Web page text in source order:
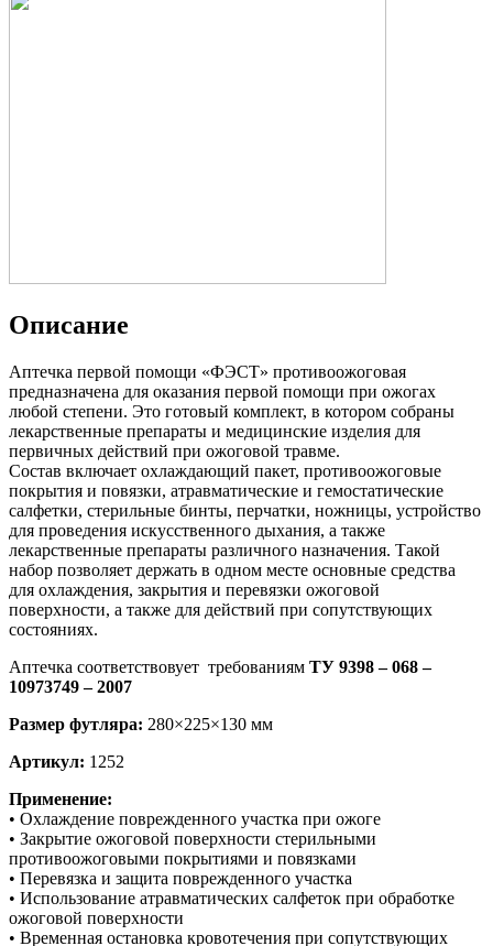
Описание
Аптечка первой помощи «ФЭСТ» противоожоговая
предназначена для оказания первой помощи при ожогах
любой степени. Это готовый комплект, в котором собраны
лекарственные препараты и медицинские изделия для
первичных действий при ожоговой травме.
Состав включает охлаждающий пакет, противоожоговые
покрытия и повязки, атравматические и гемостатические
салфетки, стерильные бинты, перчатки, ножницы, устройство
для проведения искусственного дыхания, а также
лекарственные препараты различного назначения. Такой
набор позволяет держать в одном месте основные средства
для охлаждения, закрытия и перевязки ожоговой
поверхности, а также для действий при сопутствующих
состояниях.
Аптечка соответствовует требованиям ТУ 9398 – 068 –
10973749 – 2007
Размер футляра: 280×225×130 мм
Артикул: 1252
Применение:
• Охлаждение поврежденного участка при ожоге
• Закрытие ожоговой поверхности стерильными
противоожоговыми покрытиями и повязками
• Перевязка и защита поврежденного участка
• Использование атравматических салфеток при обработке
ожоговой поверхности
• Временная остановка кровотечения при сопутствующих